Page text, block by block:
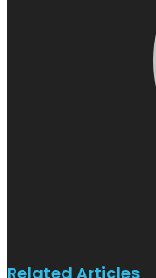
Related Articles